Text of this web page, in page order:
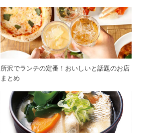
所沢でランチの定番！おいしいと話題のお店
まとめ